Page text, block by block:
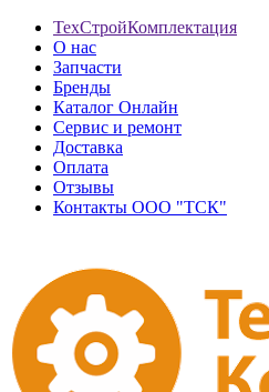
ТехСтройКомплектация
О нас
Запчасти
Бренды
Каталог Онлайн
Сервис и ремонт
Доставка
Оплата
Отзывы
Контакты ООО "ТСК"